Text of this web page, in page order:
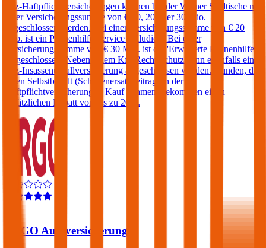
Kfz-Haftpflichtversicherungen können bei der Wiener Städtische mit
einer Versicherungssumme von € 10, 20 oder 30 Mio.
abgeschlossen werden. Bei einer Versicherungssumme von € 20
Mio. ist ein Pannenhilfe-Service inkludiert. Bei einer
Versicherungssumme von € 30 Mio. ist die 'Erweiterte Pannenhilfe'
eingeschlossen. Neben einem Kfz-Rechtsschutz kann ebenfalls eine
Kfz-Insassenunfallversicherung abgeschlossen werden. Kunden, die
einen Selbstbehalt (Schadenersatzbeitrag) in der
Haftpflichtversicherung in Kauf nehmen, bekommen einen
zusätzlichen Rabatt von bis zu 20%.
ERGO Autoversicherung